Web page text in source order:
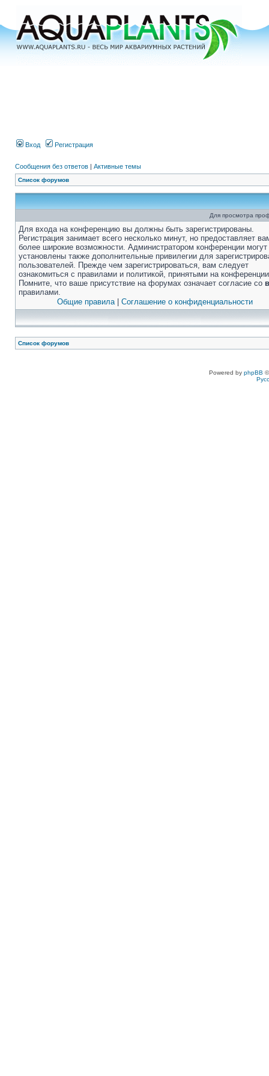
Вход Регистрация
Сообщения без ответов | Активные темы
Список форумов
Для просмотра
Для входа на конференцию вы должны быть зарегистрированы.
Регистрация занимает всего несколько минут, но предоставляет
более широкие возможности. Администратором конференции
установлены также дополнительные привилегии для
пользователей. Прежде чем зарегистрироваться, вам следует
ознакомиться с правилами и политикой, принятыми на
Помните, что ваше присутствие на форумах означает согласие со
правилами.
Общие правила| Соглашение о конфиденциальности
Список форумов
Powered by phpBB